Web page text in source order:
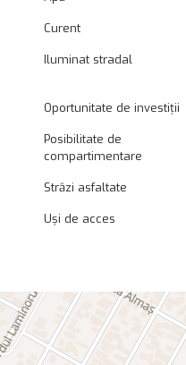
Curent
Iluminat stradal
Oportunitate de investiții
Posibilitate de
compartimentare
Străzi asfaltate
Uși de acces